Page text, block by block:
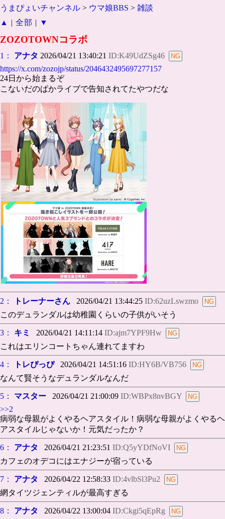
うまぴょいチャンネル > ウマ娘BBS > 雑談
▲
| 全部 | ▼
ZOZOTOWNコラボ
1： アナタ 2026/04/21 13:40:21 ID:K49UdZSg46
https://x.com/zozojp/status/2046432495697277157
24日から始まるぞ
こないだのぱかライブで告知されてたやつだな
2： トレーナーさん 2026/04/21 13:44:25 ID:62uzLswzmo
このデュランダルは幼稚園くらいの子供がいそう
3： キミ 2026/04/21 14:11:14 ID:ajm7YPF9Hw
これはエリンコートちゃん連れてますわ
4： トレぴっぴ2026/04/21 14:51:16 ID:HY6B/VB756
なんて賢そうなデュランダルなんだ
5： マスター 2026/04/21 21:00:09 ID:WBPx8nvBGY
>>2
病弱な母親がよくやるヘアスタイル！病弱な母親がよくやるヘ
アスタイルじゃないか！元気だったか？
6： アナタ 2026/04/21 21:23:51 ID:Q5yYDfNoVI
カフェのオデコにはエナジーが宿っている
7： アナタ 2026/04/22 12:58:33 ID:4vlbSl3Pu2
網タイツジェンティルが最高すぎる
8： アナタ 2026/04/22 13:00:04 ID:Ckgi5qEpRg